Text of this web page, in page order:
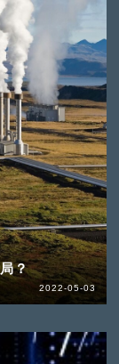
？
2022-05-03